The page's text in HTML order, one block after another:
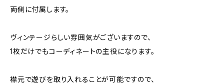
両側に付属します。
ヴィンテージらしい雰囲気がございますので、
1枚だけでもコーディネートの主役になります。
襟元で遊びを取り入れることが可能ですので、